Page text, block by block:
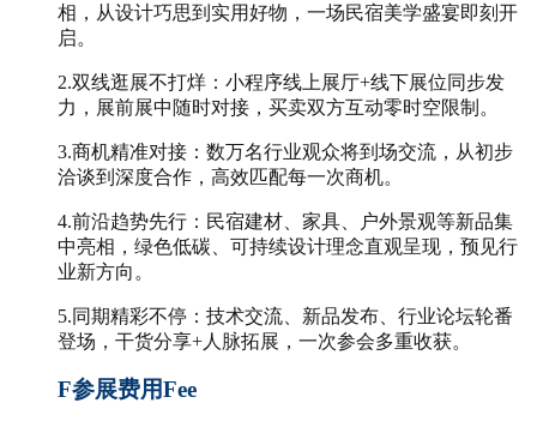
相，从设计巧思到实用好物，一场民宿美学盛宴即刻开
启。
2.双线逛展不打烊：小程序线上展厅+线下展位同步发
力，展前展中随时对接，买卖双方互动零时空限制。
3.商机精准对接：数万名行业观众将到场交流，从初步
洽谈到深度合作，高效匹配每一次商机。
4.前沿趋势先行：民宿建材、家具、户外景观等新品集
中亮相，绿色低碳、可持续设计理念直观呈现，预见行
业新方向。
5.同期精彩不停：技术交流、新品发布、行业论坛轮番
登场，干货分享+人脉拓展，一次参会多重收获。
F参展费用Fee